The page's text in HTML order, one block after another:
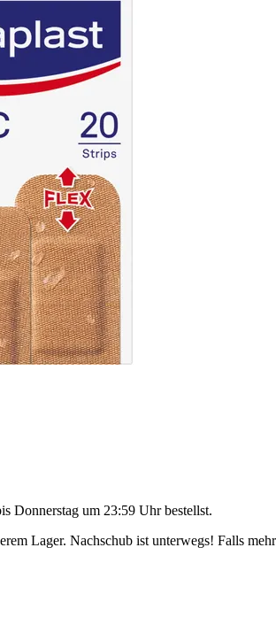
Donnerstag um 23:59 Uhrbestellst.
Lager. Nachschub ist unterwegs! Falls